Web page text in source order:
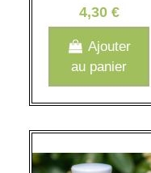
4,30 €
Ajouter
au panier